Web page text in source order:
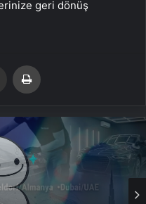
geri dönüş
Email'den paylaş